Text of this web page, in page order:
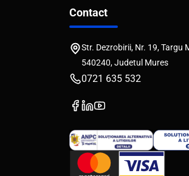
Contact
Str. Dezrobirii, Nr. 19, Targu
540240, Judetul Mures
0721 635 532